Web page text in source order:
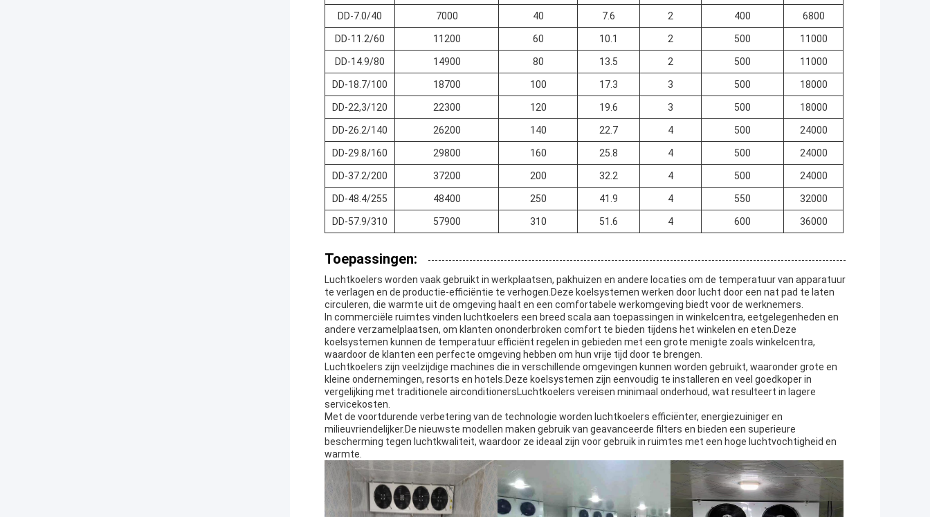
DD-7.0/40 7000 40 7.6 2 400 6800
DD-11.2/60 11200 60 10.1 2 500 11000
DD-14.9/80 14900 80 13.5 2 500 11000
DD-18.7/100 18700 100 17.3 3 500 18000
DD-22,3/120 22300 120 19.6 3 500 18000
DD-26.2/140 26200 140 22.7 4 500 24000
DD-29.8/160 29800 160 25.8 4 500 24000
DD-37.2/200 37200 200 32.2 4 500 24000
DD-48.4/255 48400 250 41.9 4 550 32000
DD-57.9/310 57900 310 51.6 4 600 36000
Toepassingen:
Luchtkoelers worden vaak gebruikt in werkplaatsen, pakhuizen en andere locaties om de temperatuur van apparatuur
te verlagen en de productie-efficiëntie te verhogen.Deze koelsystemen werken door lucht door een nat pad te laten
circuleren, die warmte uit de omgeving haalt en een comfortabele werkomgeving biedt voor de werknemers.
In commerciële ruimtes vinden luchtkoelers een breed scala aan toepassingen in winkelcentra, eetgelegenheden en
andere verzamelplaatsen, om klanten ononderbroken comfort te bieden tijdens het winkelen en eten.Deze
koelsystemen kunnen de temperatuur efficiënt regelen in gebieden met een grote menigte zoals winkelcentra,
waardoor de klanten een perfecte omgeving hebben om hun vrije tijd door te brengen.
Luchtkoelers zijn veelzijdige machines die in verschillende omgevingen kunnen worden gebruikt, waaronder grote en
kleine ondernemingen, resorts en hotels.Deze koelsystemen zijn eenvoudig te installeren en veel goedkoper in
vergelijking met traditionele airconditionersLuchtkoelers vereisen minimaal onderhoud, wat resulteert in lagere
servicekosten.
Met de voortdurende verbetering van de technologie worden luchtkoelers efficiënter, energiezuiniger en
milieuvriendelijker.De nieuwste modellen maken gebruik van geavanceerde filters en bieden een superieure
bescherming tegen luchtkwaliteit, waardoor ze ideaal zijn voor gebruik in ruimtes met een hoge luchtvochtigheid en
warmte.